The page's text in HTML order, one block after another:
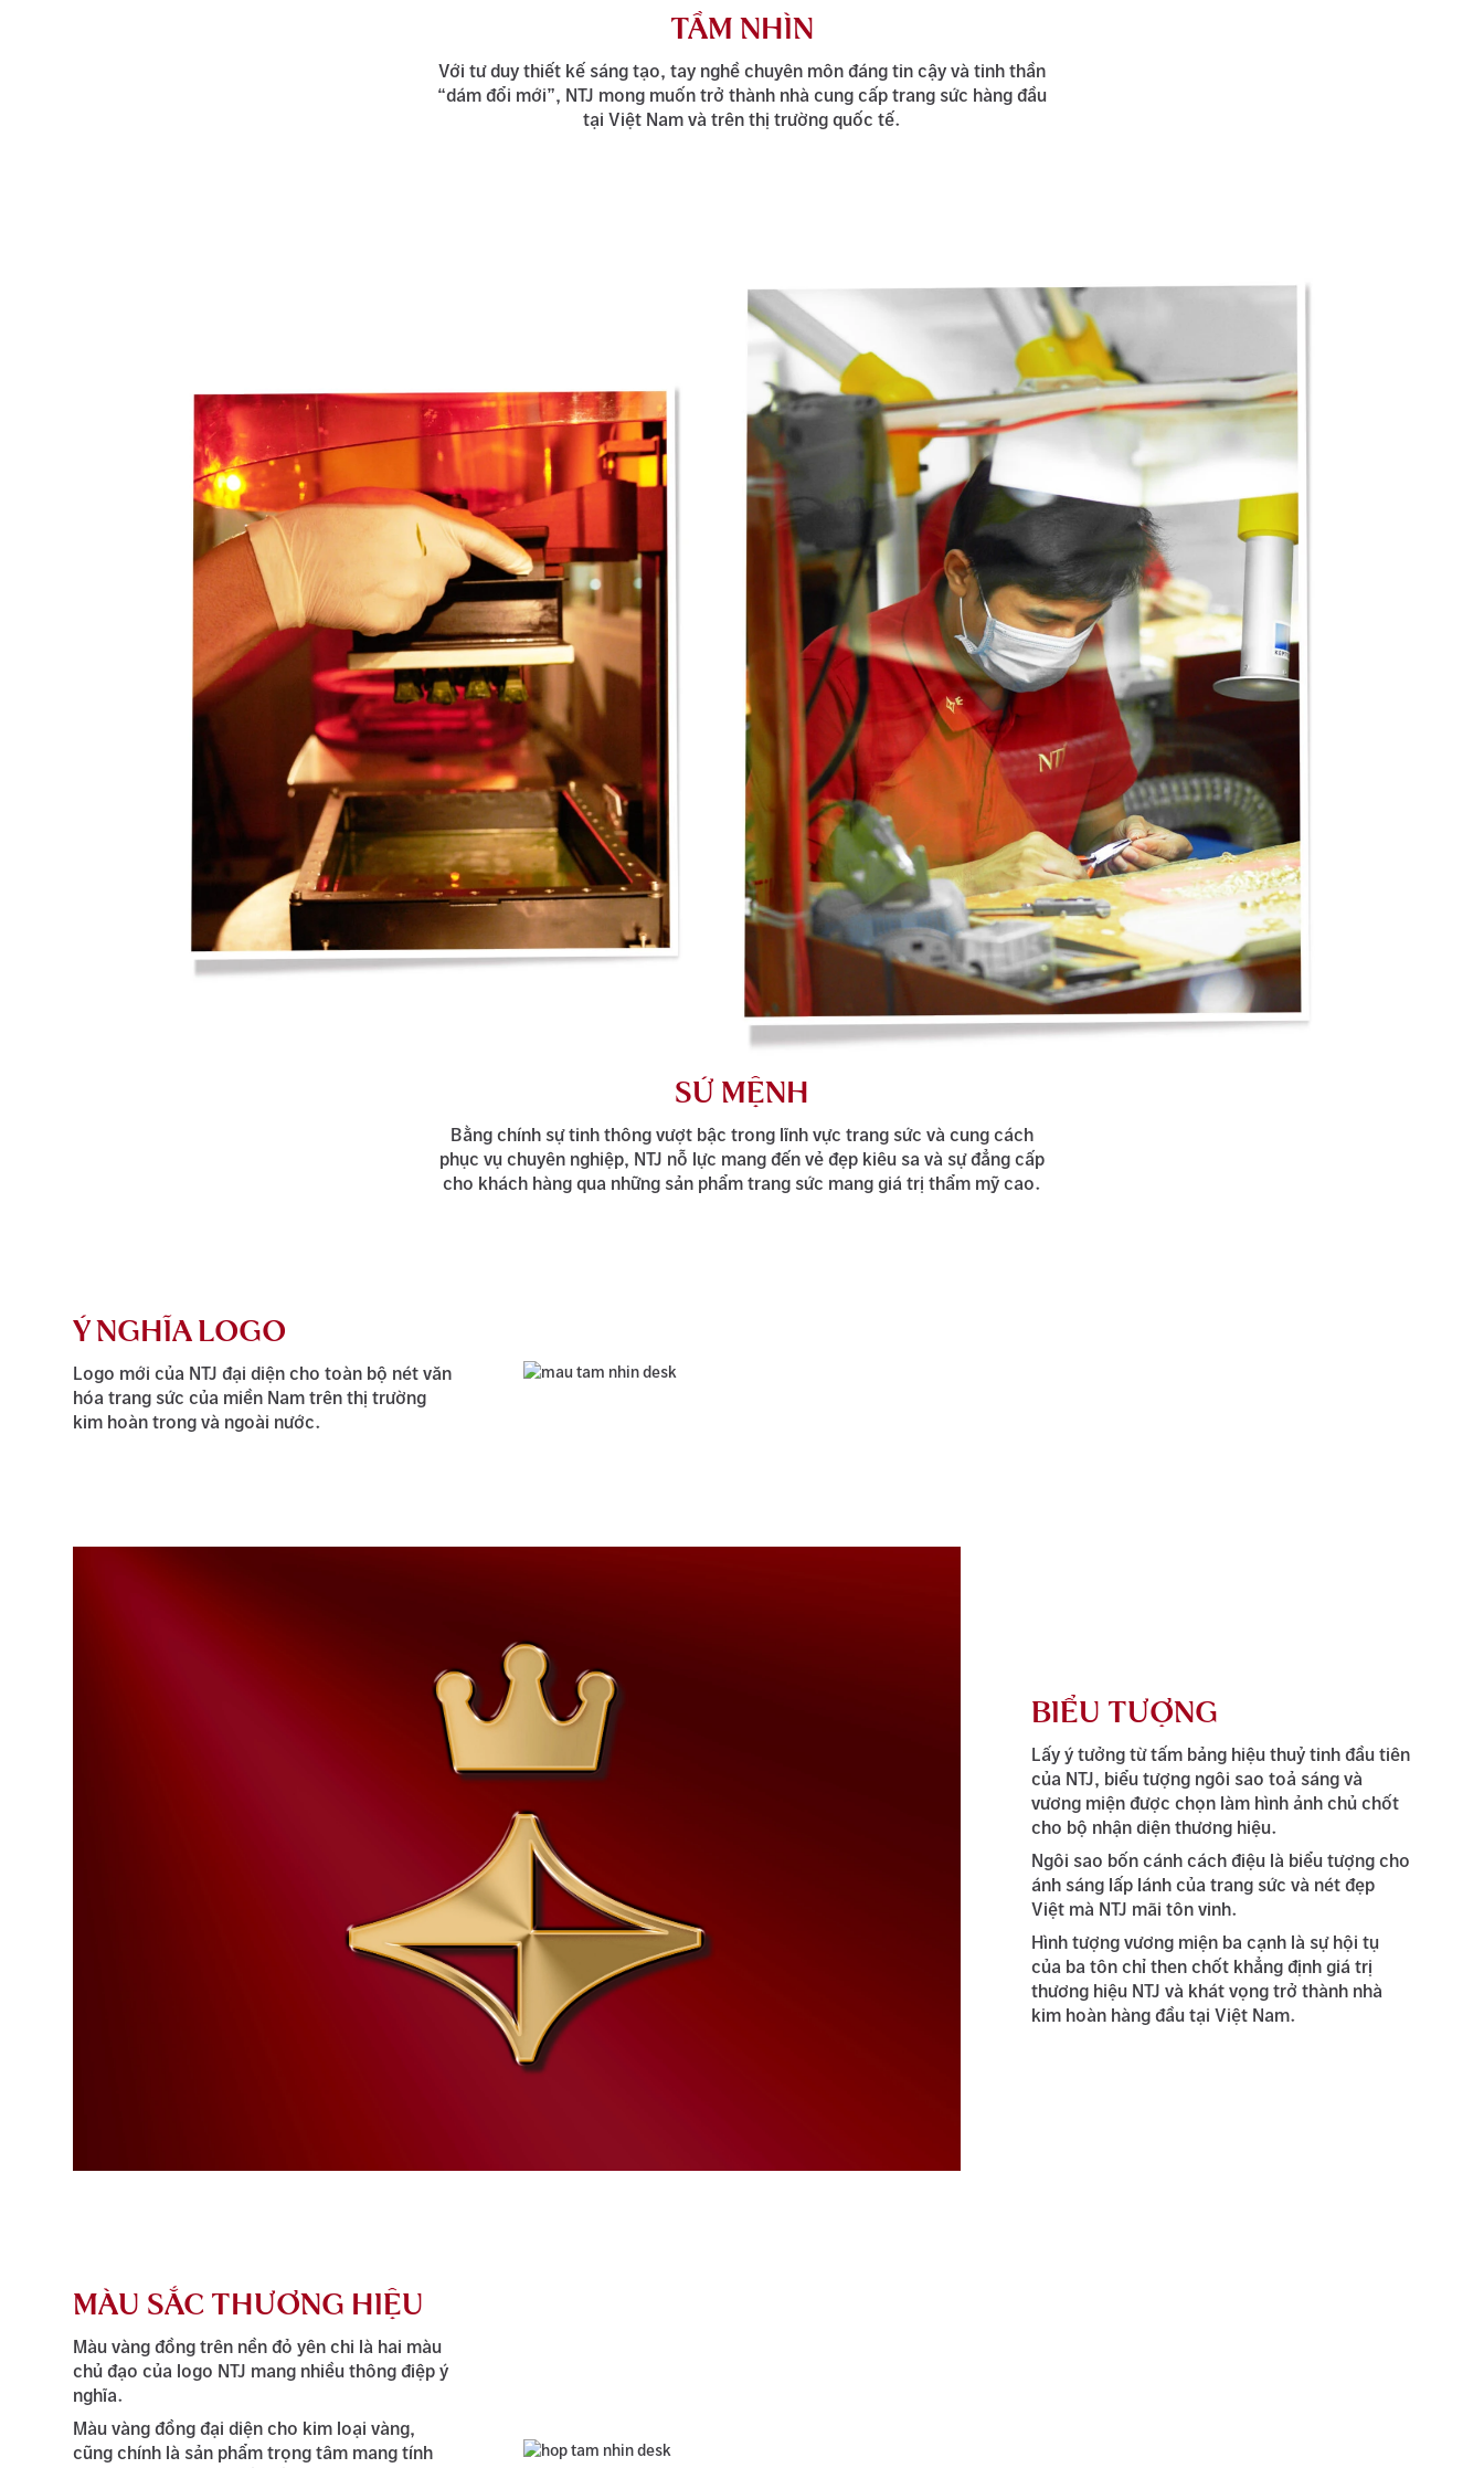
TẦM NHÌN
Với tư duy thiết kế sáng tạo, tay nghề chuyên môn đáng tin cậy và tinh thần
“dám đổi mới”, NTJ mong muốn trở thành nhà cung cấp trang sức hàng đầu
tại Việt Nam và trên thị trường quốc tế.
SỨ MỆNH
Bằng chính sự tinh thông vượt bậc trong lĩnh vực trang sức và cung cách
phục vụ chuyên nghiệp, NTJ nỗ lực mang đến vẻ đẹp kiêu sa và sự đẳng cấp
cho khách hàng qua những sản phẩm trang sức mang giá trị thẩm mỹ cao.
Ý NGHĨA LOGO
Logo mới của NTJ đại diện cho toàn bộ nét văn
hóa trang sức của miền Nam trên thị trường
kim hoàn trong và ngoài nước.
BIỂU TƯỢNG
Lấy ý tưởng từ tấm bảng hiệu thuỷ tinh đầu tiên
của NTJ, biểu tượng ngôi sao toả sáng và
vương miện được chọn làm hình ảnh chủ chốt
cho bộ nhận diện thương hiệu.
Ngôi sao bốn cánh cách điệu là biểu tượng cho
ánh sáng lấp lánh của trang sức và nét đẹp
Việt mà NTJ mãi tôn vinh.
Hình tượng vương miện ba cạnh là sự hội tụ
của ba tôn chỉ then chốt khẳng định giá trị
thương hiệu NTJ và khát vọng trở thành nhà
kim hoàn hàng đầu tại Việt Nam.
MÀU SẮC THƯƠNG HIỆU
Màu vàng đồng trên nền đỏ yên chi là hai màu
chủ đạo của logo NTJ mang nhiều thông điệp ý
nghĩa.
Màu vàng đồng đại diện cho kim loại vàng,
cũng chính là sản phẩm trọng tâm mang tính